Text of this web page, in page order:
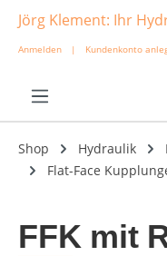
springen
Jörg Klement: Ihr
Anmelden | Kundenkonto
Shop Hydraulik
Flat-Face
FFK mit